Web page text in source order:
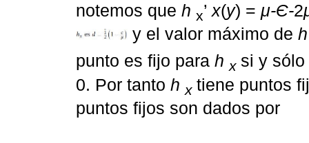
notemos que h x’ x(y) = μ-Є-2
y el valor máximo deh
punto es fijo para h x si y
0. Por tanto h x tiene puntos
puntos fijos son dados por